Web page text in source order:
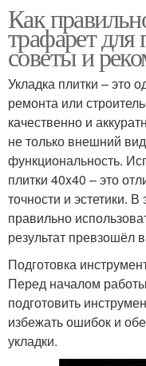
Как
трафарет
советы и
Укладка плитки – это
ремонта или
качественно и
не только внешний
функциональность.
плитки 40x40 – это
точности и эстетики.
правильно
результат превзошёл
Подготовка
Перед началом
подготовить
избежать ошибок и
укладки.